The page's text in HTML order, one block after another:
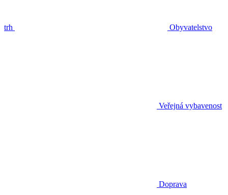
trh Obyvatelstvo
Veřejná vybavenost
Doprava